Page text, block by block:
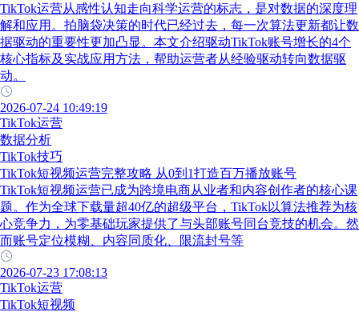
TikTok运营从感性认知走向科学运营的标志，是对数据的深度理
解和应用。拍脑袋决策的时代已经过去，每一次算法更新都让数
据驱动的重要性更加凸显。本文介绍驱动TikTok账号增长的4个
核心指标及实战应用方法，帮助运营者从经验驱动转向数据驱
动。
2026-07-24 10:49:19
TikTok运营
数据分析
TikTok技巧
TikTok短视频运营完整攻略 从0到1打造百万播放账号
TikTok短视频运营已成为跨境电商从业者和内容创作者的核心课
题。作为全球下载量超40亿的超级平台，TikTok以算法推荐为核
心竞争力，为零基础玩家提供了与头部账号同台竞技的机会。然
而账号定位模糊、内容同质化、限流封号等
2026-07-23 17:08:13
TikTok运营
TikTok短视频